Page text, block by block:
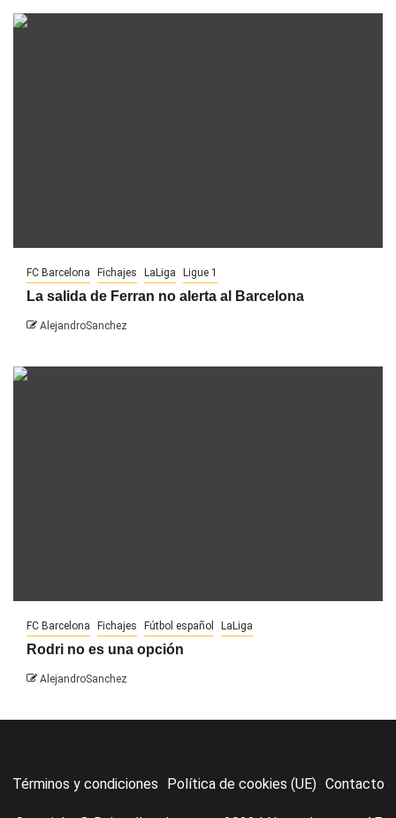
FC Barcelona Fichajes LaLiga Ligue 1
La salida de Ferran no alerta al Barcelona
AlejandroSanchez
FC Barcelona Fichajes Fútbol español LaLiga
Rodri no es una opción
AlejandroSanchez
Términos y condiciones Política de cookies (UE) Contacto